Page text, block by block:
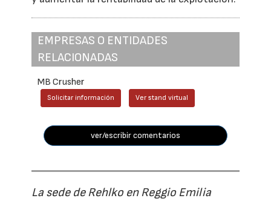
EMPRESAS O ENTIDADES
RELACIONADAS
MB Crusher
Solicitar información Ver stand virtual
ver/escribir comentarios
La sede de Rehlko en Reggio Emilia